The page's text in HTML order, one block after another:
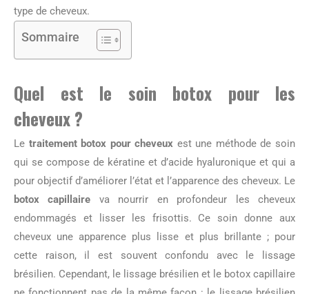
type de cheveux.
Sommaire
Quel est le soin botox pour les
cheveux ?
Le traitement botox pour cheveux est une méthode de soin
qui se compose de kératine et d’acide hyaluronique et qui a
pour objectif d’améliorer l’état et l’apparence des cheveux. Le
botox capillaire va nourrir en profondeur les cheveux
endommagés et lisser les frisottis. Ce soin donne aux
cheveux une apparence plus lisse et plus brillante ; pour
cette raison, il est souvent confondu avec le lissage
brésilien. Cependant, le lissage brésilien et le botox capillaire